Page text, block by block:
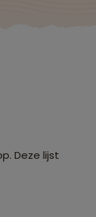
Deze lijst